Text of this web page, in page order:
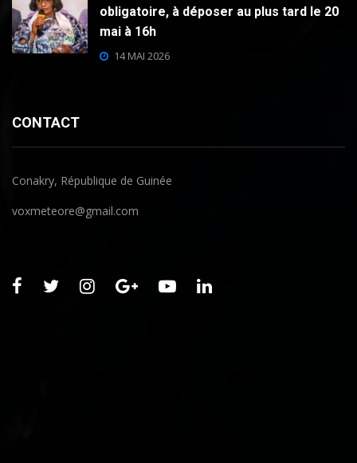
obligatoire, à déposer au plus tard le 20
mai à 16h
14 MAI 2026
CONTACT
Conakry, République de Guinée
voxmeteore@gmail.com